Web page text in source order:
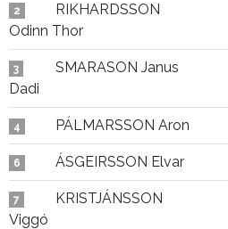
2
RIKHARDSSON
Odinn Thor
3
SMARASON Janus
Dadi
4 PÁLMARSSON Aron
6 ÁSGEIRSSON Elvar
7
KRISTJÁNSSON
Viggó